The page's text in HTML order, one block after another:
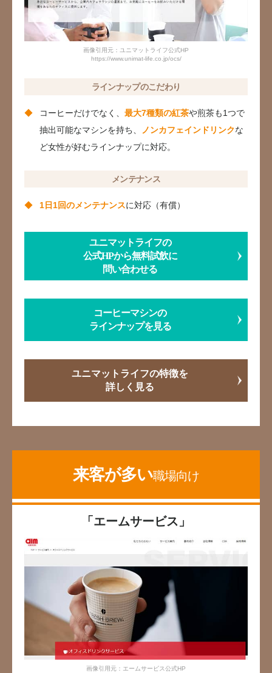
画像引用元：ユニマットライフ公式HP
https://www.unimat-life.co.jp/ocs/
ラインナップのこだわり
コーヒーだけでなく、 最大7種類の紅茶や煎茶も1つで
抽出可能なマシンを持ち、
ノンカフェインドリンクな
ど女性が好むラインナップに対応。
メンテナンス
1日1回のメンテナンスに対応（有償）
ユニマットライフの
公式HPから無料試飲に
問い合わせる
コーヒーマシンの
ラインナップを見る
ユニマットライフの特徴を
詳しく見る
来客が多い職場向け
「エームサービス」
画像引用元：エームサービス公式HP